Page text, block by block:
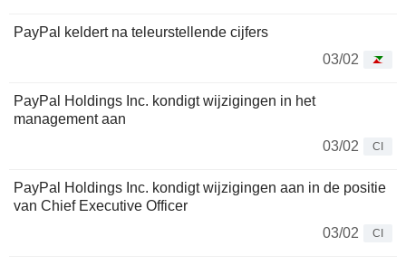
PayPal keldert na teleurstellende cijfers
03/02
PayPal Holdings Inc. kondigt wijzigingen in het
management aan
03/02
CI
PayPal Holdings Inc. kondigt wijzigingen aan in de positie
van Chief Executive Officer
03/02
CI